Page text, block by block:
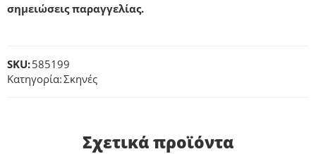
σημειώσεις παραγγελίας.
SKU:585199
Κατηγορία:Σκηνές
Σχετικά προϊόντα